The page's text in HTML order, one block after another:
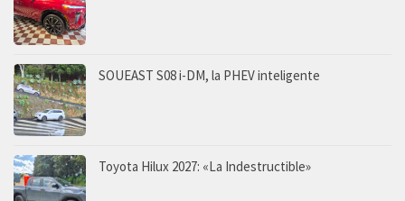
SOUEAST S08 i-DM, la PHEV inteligente
Toyota Hilux 2027: «La Indestructible»